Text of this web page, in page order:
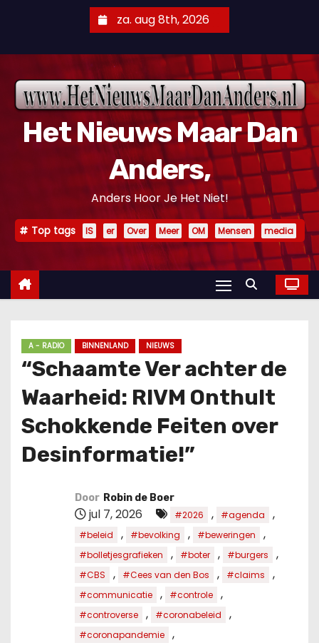
n
za. aug 8th, 2026
Het Nieuws Maar Dan
Anders,
Anders Hoor Je Het Niet!
Top tags IS er Over Meer OM Mensen media
A - RADIO BINNENLAND NIEUWS
“Schaamte Ver achter de
Waarheid: RIVM Onthult
Schokkende Feiten over
Desinformatie!”
Door Robin de Boer
jul 7, 2026 #2026 , #agenda ,
#beleid , #bevolking , #beweringen ,
#bolletjesgrafieken , #boter , #burgers ,
#CBS , #Cees van den Bos , #claims ,
#communicatie , #controle ,
#controverse , #coronabeleid ,
#coronapandemie ,